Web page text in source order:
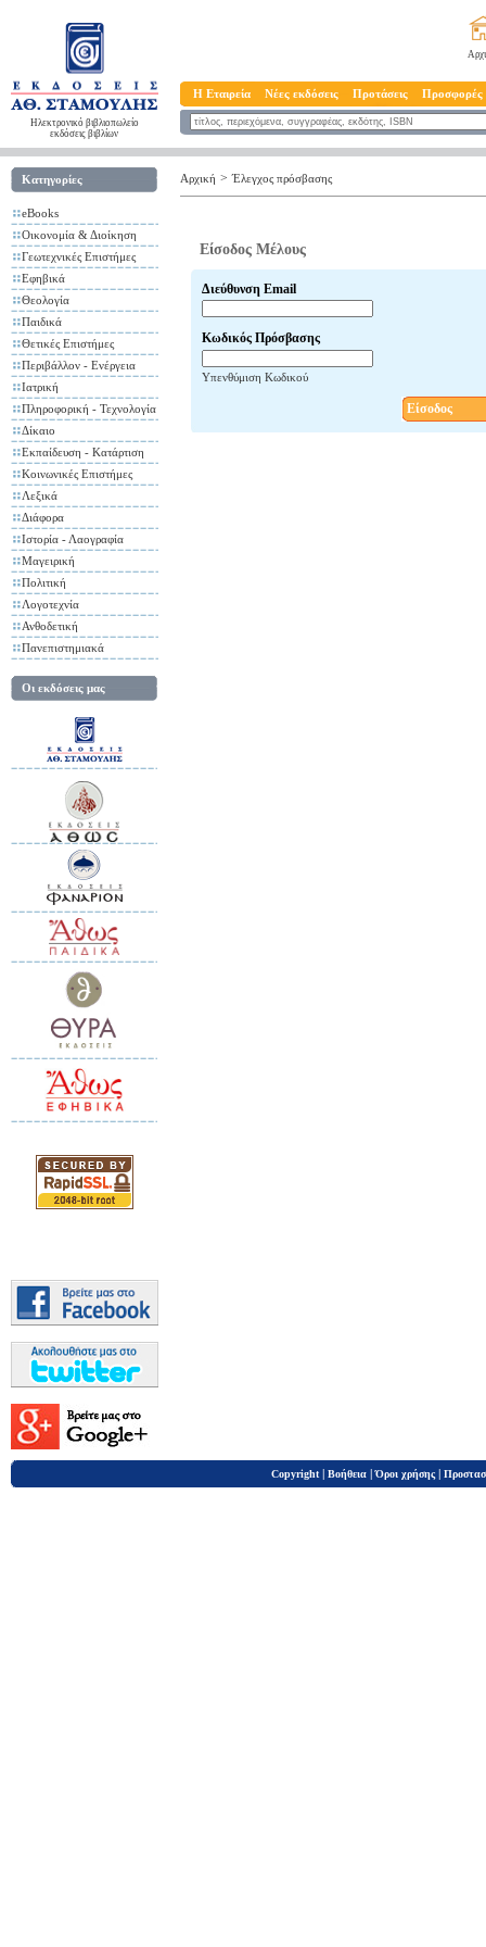
Ηλεκτρονικό βιβλιοπωλείο
εκδόσεις βιβλίων
Η Εταιρεία Νέες εκδόσεις Προτάσεις Προσφορές
Κατηγορίες
eBooks
Οικονομία & Διοίκηση
Γεωτεχνικές Επιστήμες
Εφηβικά
Θεολογία
Παιδικά
Θετικές Επιστήμες
Περιβάλλον - Ενέργεια
Ιατρική
Πληροφορική - Τεχνολογία
Δίκαιο
Εκπαίδευση - Κατάρτιση
Κοινωνικές Επιστήμες
Λεξικά
Διάφορα
Ιστορία - Λαογραφία
Μαγειρική
Πολιτική
Λογοτεχνία
Ανθοδετική
Πανεπιστημιακά
Οι εκδόσεις μας
Αρχική > Έλεγχος πρόσβασης
Είσοδος Μέλους
Διεύθυνση Email
Κωδικός Πρόσβασης
Υπενθύμιση Κωδικού
Είσοδος
Copyright | Βοήθεια |Όροι χρήσης |